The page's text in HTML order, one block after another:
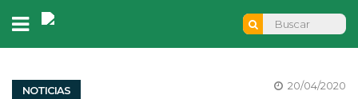
NOTICIAS 20/04/2020